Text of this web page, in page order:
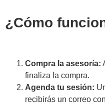
¿Cómo
Compra la asesoría:
finaliza la compra.
Agenda tu sesión:
recibirás un correo